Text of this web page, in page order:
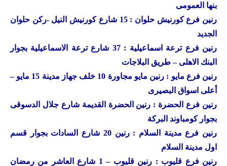
بنها العمومى
رنين فرع كورنيش حلوان : 15 شارع كورنيش النيل -ركن حلوان
الجديد
رنين فرع ترعة اسماعيلية : 37 شارع ترعة الاسماعيلية بجوار
البنك الاهلى – طريق البلاجات
رنين فرع مايو : رنين مايو مجاورة 10 خلف جهاز مدينة 15 مايو –
أعلى اسواق البصيرى
رنين فرع الحضرة : رنين الحضرة القديمة شارع جلال الدسوقى
بجوار كومباوند البركة
رنين فرع مدينة السلام : رنين 20 شارع السادات بجوار قسم
اول مدينة السلام
رنين فرع قليوب : رنين قليوب – 1 شارع العاشر من رمضان